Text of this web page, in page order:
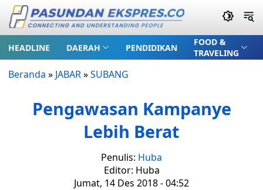
HEADLINE DAERAH PENDIDIKAN
FOOD &
TRAVELING
Beranda » JABAR»SUBANG
Pengawasan Kampanye
Lebih Berat
Penulis: Huba
Editor: Huba
Jumat, 14 Des 2018 - 04:52